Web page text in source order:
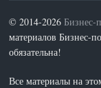
© 2014-2026 Бизнес-
материалов Бизнес-
обязательна!
Все материалы на